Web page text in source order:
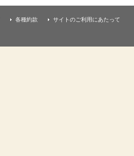
各種約款 サイトのご利用にあたって